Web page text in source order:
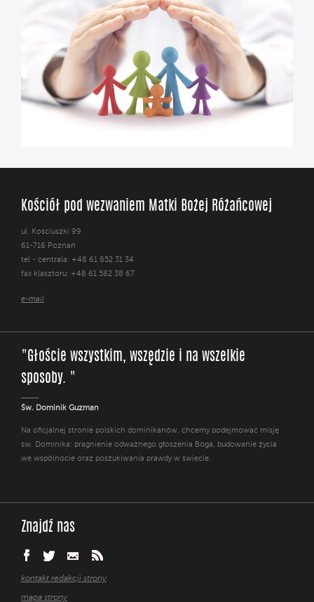
Kościół pod wezwaniem Matki Bożej Różańcowej
ul. Kościuszki 99
61-716 Poznań
tel - centrala: +48 61 852 31 34
fax klasztoru: +48 61 582 38 67
e-mail
"Głoście wszystkim, wszędzie i na wszelkie
sposoby. "
Św. Dominik Guzman
Na oficjalnej stronie polskich dominikanów, chcemy podejmować misję
św. Dominika: pragnienie odważnego głoszenia Boga, budowanie życia
we wspólnocie oraz poszukiwania prawdy w świecie.
Znajdź nas
kontakt redakcji strony
mapa strony